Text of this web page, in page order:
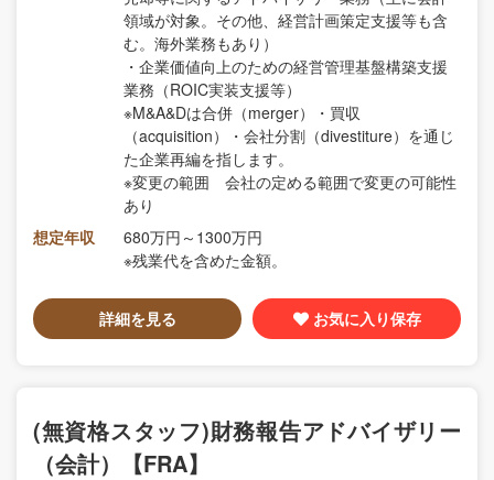
領域が対象。その他、経営計画策定支援等も含
む。海外業務もあり）
・企業価値向上のための経営管理基盤構築支援
業務（ROIC実装支援等）
※M&A&Dは合併（merger）・買収
（acquisition）・会社分割（divestiture）を通じ
た企業再編を指します。
※変更の範囲 会社の定める範囲で変更の可能性
あり
想定年収
680万円～1300万円
※残業代を含めた金額。
詳細を見る お気に入り保存
(無資格スタッフ)財務報告アドバイザリー
（会計）【FRA】